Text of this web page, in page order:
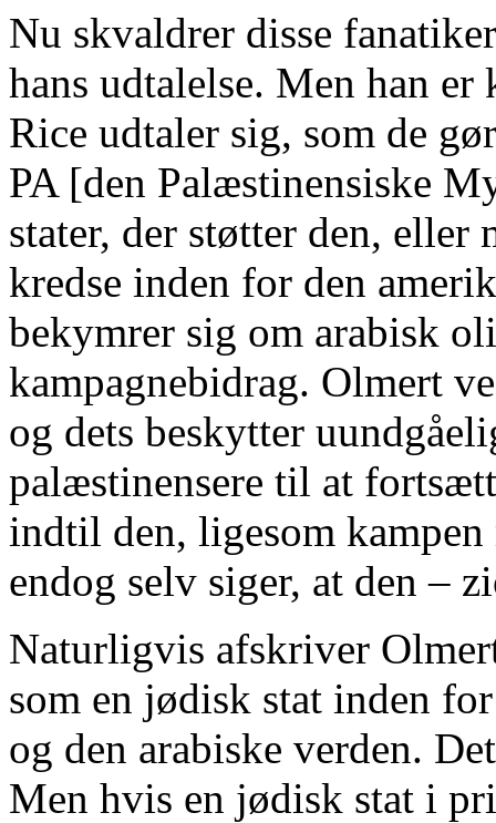
Nu skvaldrer disse
hans udtalelse. Men han
Rice udtaler sig, som de
PA [den Palæstinensiske
stater, der støtter den, eller
kredse inden for den
bekymrer sig om arabisk
kampagnebidrag. Olmert
og dets beskytter
palæstinensere til at
indtil den, ligesom
endog selv siger, at den –
Naturligvis afskriver
som en jødisk stat inden
og den arabiske verden.
Men hvis en jødisk stat i